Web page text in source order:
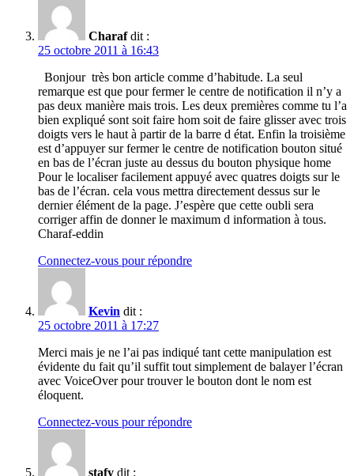
Charaf dit :
25 octobre 2011 à 16:43
Bonjour très bon article comme d’habitude. La seul
remarque est que pour fermer le centre de notification il n’y a
pas deux manière mais trois. Les deux premières comme tu l’a
bien expliqué sont soit faire hom soit de faire glisser avec trois
doigts vers le haut à partir de la barre d état. Enfin la troisième
est d’appuyer sur fermer le centre de notification bouton situé
en bas de l’écran juste au dessus du bouton physique home
Pour le localiser facilement appuyé avec quatres doigts sur le
bas de l’écran. cela vous mettra directement dessus sur le
dernier élément de la page. J’espère que cette oubli sera
corriger affin de donner le maximum d information à tous.
Charaf-eddin
Connectez-vous pour répondre
Kevin dit :
25 octobre 2011 à 17:27
Merci mais je ne l’ai pas indiqué tant cette manipulation est
évidente du fait qu’il suffit tout simplement de balayer l’écran
avec VoiceOver pour trouver le bouton dont le nom est
éloquent.
Connectez-vous pour répondre
stafy dit :